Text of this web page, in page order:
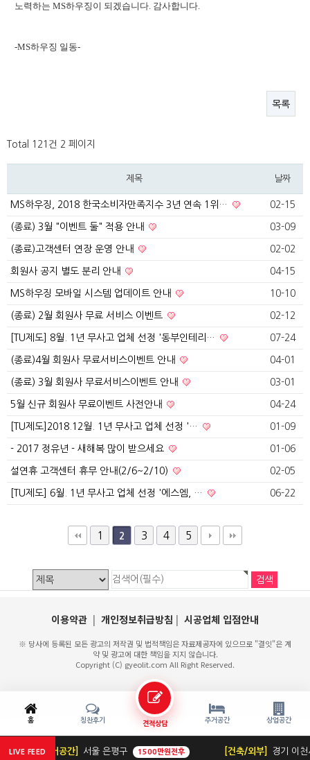
노력하는 MS하우징이 되겠습니다. 감사합니다.
-MS하우징 일동-
목록
Total 121건 2 페이지
제목 날짜
MS하우징, 2018 한국소비자만족지수 3년 연속 1위… 02-15
(종료) 3월 "이벤트 둘" 적용 안내 03-09
(종료)고객센터 연장 운영 안내 02-02
회원사 공지 별도 분리 안내 04-15
MS하우징 모바일 시스템 업데이트 안내 10-10
(종료) 2월 회원사 무료 서비스 이벤트 02-12
[TU제도] 8월. 1년 무사고 업체 선정 '동부인테리… 07-24
(종료)4월 회원사 무료서비스이벤트 안내 04-01
(종료) 3월 회원사 무료서비스이벤트 안내 03-01
5월 신규 회원사 무료이벤트 사전안내 04-24
[TU제도]2018.12월. 1년 무사고 업체 선정 '… 01-09
- 2017 정유년 - 새해복 많이 받으세요 01-06
설연휴 고객센터 휴무 안내(2/6~2/10) 02-05
[TU제도] 6월. 1년 무사고 업체 선정 '에스엠, … 06-22
1 2 3 4 5
홈 칭찬후기 견적상담 주거공간 상업공간
이용약관 | 개인정보취급방침 | 시공업체 입점안내
※ 당사에 등록된 모든 광고의 저작권 및 법적책임은 자료제공자에 있으므로 "결잇"은 계
약 및 광고에 대한 책임을 지지 않습니다.
Copyright (C) gyeolit.com All Right Reserved.
LIVE FEED[주거공간] 서울 은평구 1500만원전후 [건축/외부] 경기 이천